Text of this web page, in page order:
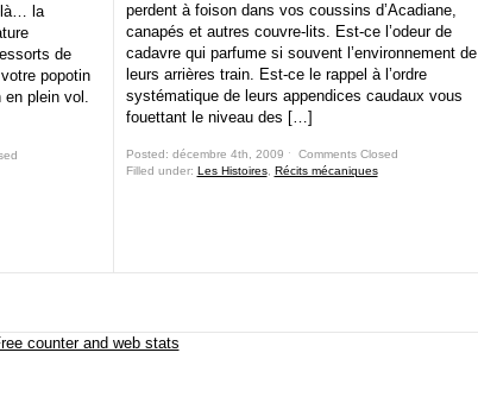
la
de
popotin
en plein vol.
perdent à foison dans vos coussins d’Acadiane,
canapés et autres couvre-lits. Est-ce l’odeur de
cadavre qui parfume si souvent l’environnement de
leurs arrières train. Est-ce le rappel à l’ordre
systématique de leurs appendices caudaux vous
fouettant le niveau des […]
Posted: décembre 4th, 2009 ˑ Comments Closed
Filled under: Les Histoires, Récits mécaniques